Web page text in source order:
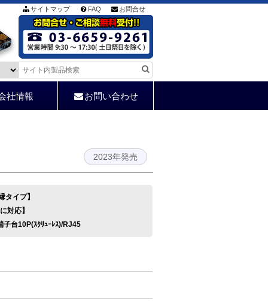
サイトマップ FAQ お問合せ
社情報 お問い合わせ
2023年発売
イプ】
対応】
台10P(ｽｸﾘｭｰﾚｽ)/RJ45